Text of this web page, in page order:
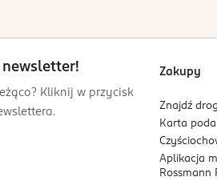
newsletter!
Kliknij w przycisk
Zakupy
Znajdź
Karta
Aplikacja
Rossmann